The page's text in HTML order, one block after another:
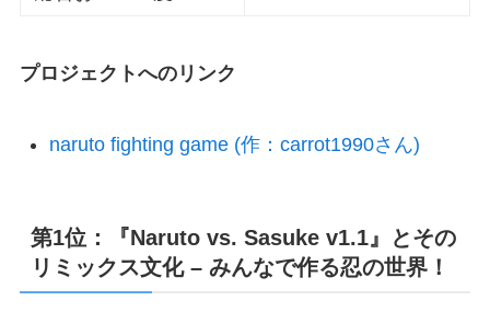
プロジェクトへのリンク
naruto fighting game (作：carrot1990さん)
第1位：『Naruto vs. Sasuke v1.1』とその
リミックス文化 – みんなで作る忍の世界！